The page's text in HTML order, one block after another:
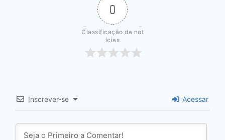
0
Classificação da not
ícias
Inscrever-se Acessar